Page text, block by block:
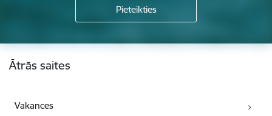
Kājene
Ātrās saites
Vakances